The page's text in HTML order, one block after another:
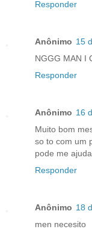
Responder
Anônimo 15
NGGG MAN I
Responder
Anônimo 16
Muito bom
so to com um
pode me
Responder
Anônimo 18
men necesito